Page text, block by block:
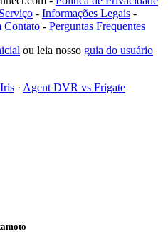
- Informações Legais -
Contato - Perguntas Frequentes
ou leia nosso guia do usuário
· Agent DVR vs Frigate